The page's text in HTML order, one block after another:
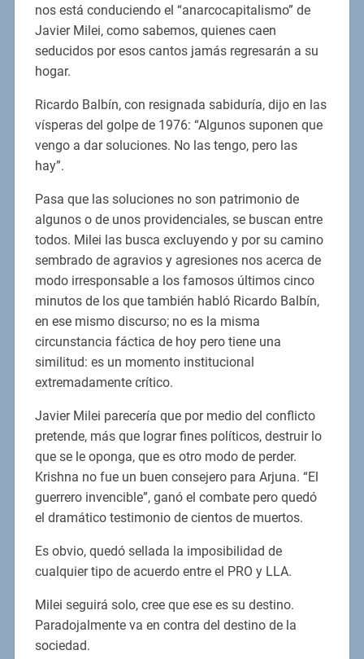
nos está conduciendo el “anarcocapitalismo” de
Javier Milei, como sabemos, quienes caen
seducidos por esos cantos jamás regresarán a su
hogar.
Ricardo Balbín, con resignada sabiduría, dijo en las
vísperas del golpe de 1976: “Algunos suponen que
vengo a dar soluciones. No las tengo, pero las
hay”.
Pasa que las soluciones no son patrimonio de
algunos o de unos providenciales, se buscan entre
todos. Milei las busca excluyendo y por su camino
sembrado de agravios y agresiones nos acerca de
modo irresponsable a los famosos últimos cinco
minutos de los que también habló Ricardo Balbín,
en ese mismo discurso; no es la misma
circunstancia fáctica de hoy pero tiene una
similitud: es un momento institucional
extremadamente crítico.
Javier Milei parecería que por medio del conflicto
pretende, más que lograr fines políticos, destruir lo
que se le oponga, que es otro modo de perder.
Krishna no fue un buen consejero para Arjuna. “El
guerrero invencible”, ganó el combate pero quedó
el dramático testimonio de cientos de muertos.
Es obvio, quedó sellada la imposibilidad de
cualquier tipo de acuerdo entre el PRO y LLA.
Milei seguirá solo, cree que ese es su destino.
Paradojalmente va en contra del destino de la
sociedad.